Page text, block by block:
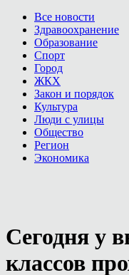
Все новости
Здравоохранение
Образование
Спорт
Город
ЖКХ
Закон и порядок
Культура
Люди с улицы
Общество
Регион
Экономика
Сегодня у
классов